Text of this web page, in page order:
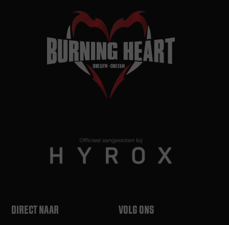
DIRECT NAAR VOLG ONS